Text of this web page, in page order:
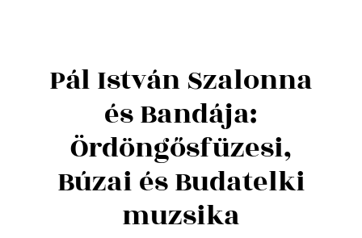
Pál István Szalonna
és Bandája:
Ördöngősfüzesi,
Búzai és Budatelki
muzsika